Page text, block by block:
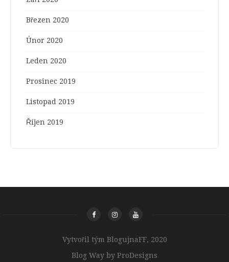
Březen 2020
Únor 2020
Leden 2020
Prosinec 2019
Listopad 2019
Říjen 2019
Vytvořil tým BlogujnaFF, 2020
Blog Way by ProDesigns